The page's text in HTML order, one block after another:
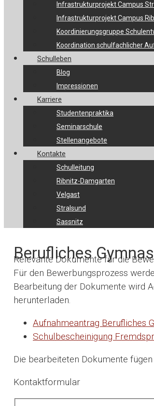
Infrastrukturprojekt Campus
Infrastrukturprojekt Campus
Koordinierungsgruppe
Koordination schulfachlicher
Schulleben
Blog
Impressionen
Karriere
Studentenpraktika
Seminarschule
Stellenangebote
Kontakte
Schulleitung
Ribnitz-Damgarten
Velgast
Stralsund
Sassnitz
Berufliches
Relevante Dokumente für die
Für den Bewerbungsprozess
Bearbeitung der Dokumente wird
herunterladen.
Aufnahmeantrag Berufliches
Schulbescheinigung
Die bearbeiteten Dokumente
Kontaktformular